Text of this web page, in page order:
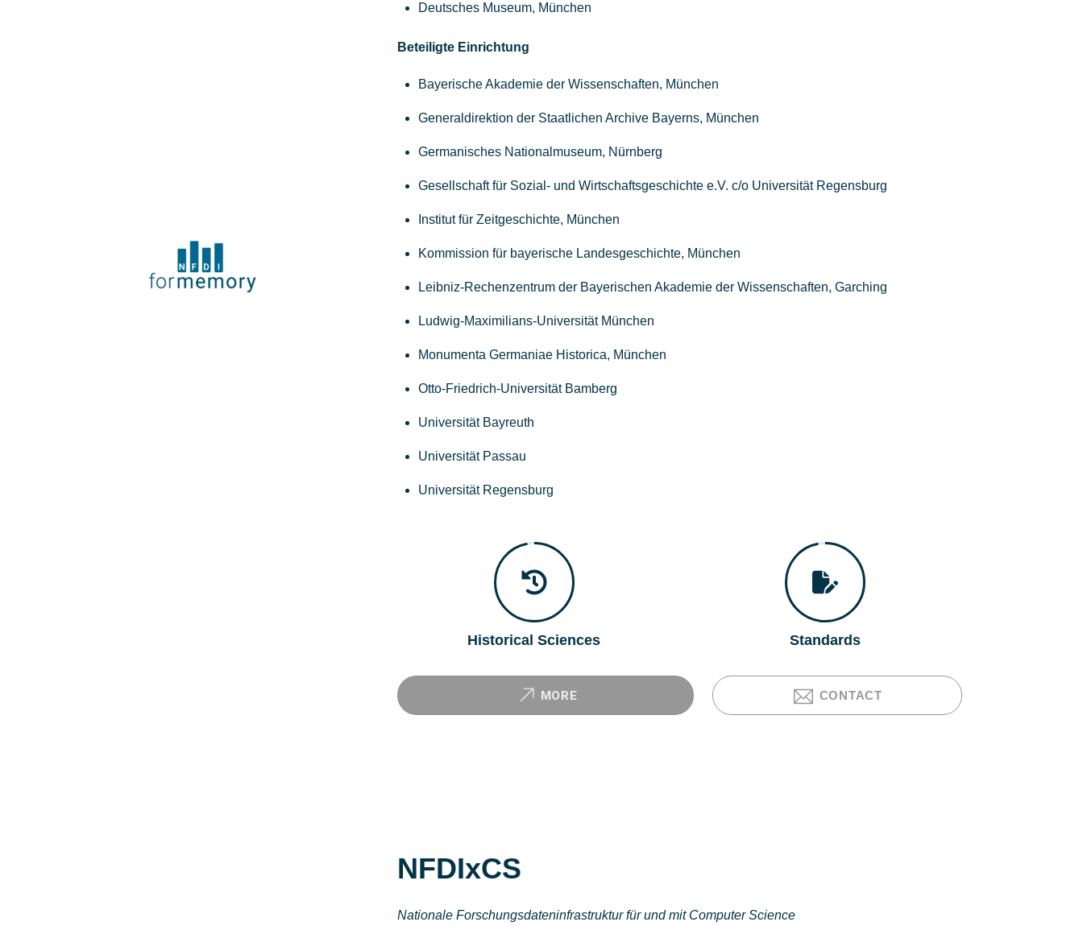
Deutsches Museum, München
Beteiligte Einrichtung
Bayerische Akademie der Wissenschaften, München
Generaldirektion der Staatlichen Archive Bayerns, München
Germanisches Nationalmuseum, Nürnberg
Gesellschaft für Sozial- und Wirtschaftsgeschichte e.V. c/o Universität Regensburg
Institut für Zeitgeschichte, München
Kommission für bayerische Landesgeschichte, München
Leibniz-Rechenzentrum der Bayerischen Akademie der Wissenschaften, Garching
Ludwig-Maximilians-Universität München
Monumenta Germaniae Historica, München
Otto-Friedrich-Universität Bamberg
Universität Bayreuth
Universität Passau
Universität Regensburg
Historical Sciences Standards
MORE CONTACT
NFDIxCS
Nationale Forschungsdateninfrastruktur für und mit Computer Science